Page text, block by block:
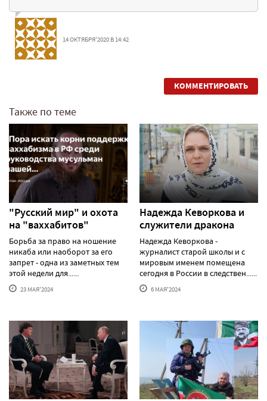
14 ОКТЯБРЯ'2020 В 14:42
КОММЕНТИРОВАТЬ
Также по теме
"Русский мир" и охота
на "ваххабитов"
Борьба за право на ношение
никаба или наоборот за его
запрет - одна из заметных тем
этой недели для......
23 МАЯ'2024
Надежда Кеворкова и
служители дракона
Надежда Кеворкова -
журналист старой школы и с
мировым именем помещена
сегодня в России в следствен......
6 МАЯ'2024